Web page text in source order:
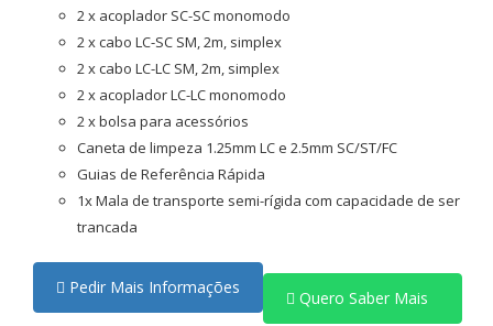
2 x acoplador SC-SC monomodo
2 x cabo LC-SC SM, 2m, simplex
2 x cabo LC-LC SM, 2m, simplex
2 x acoplador LC-LC monomodo
2 x bolsa para acessórios
Caneta de limpeza 1.25mm LC e 2.5mm SC/ST/FC
Guias de Referência Rápida
1x Mala de transporte semi-rígida com capacidade de ser
trancada
Pedir Mais Informações
Quero Saber Mais